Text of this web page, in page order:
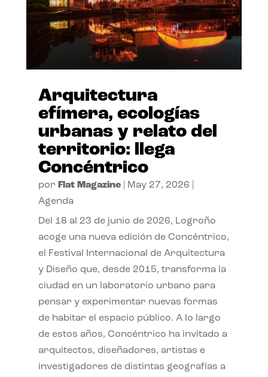
Arquitectura
efímera, ecologías
urbanas y relato del
territorio: llega
Concéntrico
por Flat Magazine| May 27, 2026
Agenda
Del 18 al 23 de junio de 2026, Logroño
acoge una nueva edición de Concéntrico,
el Festival Internacional de Arquitectura
y Diseño que, desde 2015, transforma la
ciudad en un laboratorio urbano para
pensar y experimentar nuevas formas
de habitar el espacio público. A lo largo
de estos años, Concéntrico ha invitado a
arquitectos, diseñadores, artistas e
investigadores de distintas geografías a